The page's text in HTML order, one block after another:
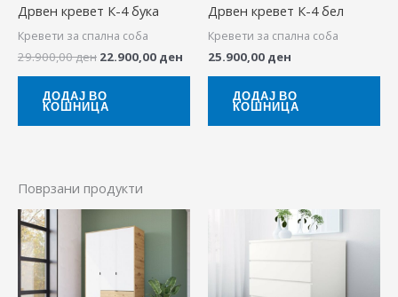
Дрвен кревет К-4 бука
Кревети за спална соба
29.900,00ден 22.900,00 ден
ДОДАЈ ВО
КОШНИЦА
Дрвен кревет К-4 бел
Кревети за спална соба
25.900,00 ден
ДОДАЈ ВО
КОШНИЦА
Поврзани продукти